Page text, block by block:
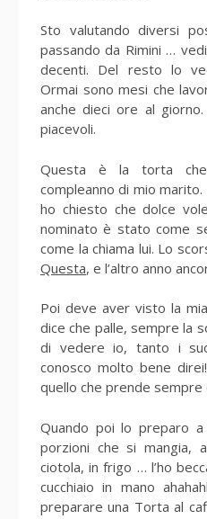
Sto valutando diversi
passando da Rimini …
decenti. Del resto lo
Ormai sono mesi che
anche dieci ore al
piacevoli.
Questa è la torta
compleanno di mio
ho chiesto che dolce
nominato è stato come
come la chiama lui. Lo
Questa, e l’altro anno
Poi deve aver visto la
dice che palle, sempre la
di vedere io, tanto i
conosco molto bene
quello che prende sempre
Quando poi lo preparo
porzioni che si mangia,
ciotola, in frigo … l’ho
cucchiaio in mano
preparare una Torta al